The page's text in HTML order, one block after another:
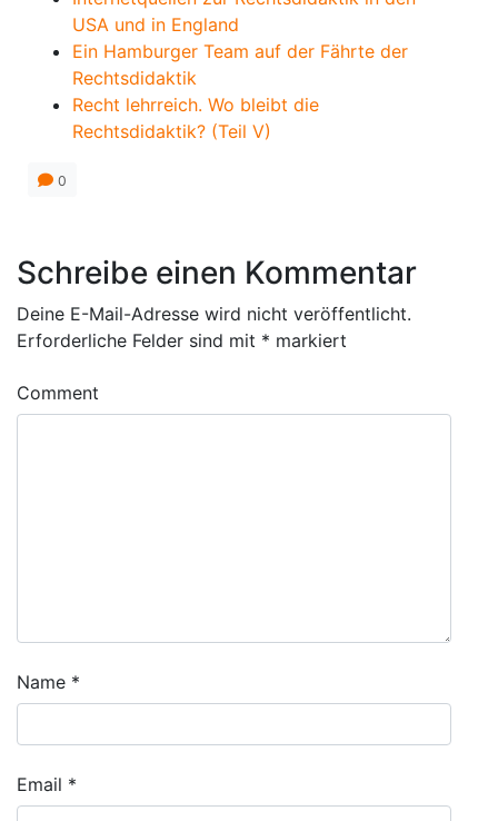
USA und in England
Ein Hamburger Team auf der Fährte der
Rechtsdidaktik
Recht lehrreich. Wo bleibt die
Rechtsdidaktik? (Teil V)
0
Schreibe einen Kommentar
Deine E-Mail-Adresse wird nicht veröffentlicht.
Erforderliche Felder sind mit * markiert
Comment
Name *
Email *